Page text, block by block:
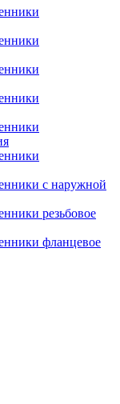
с наружной
резьбовое
фланцевое